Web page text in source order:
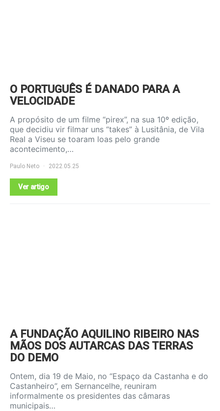
O PORTUGUÊS É DANADO PARA A
VELOCIDADE
A propósito de um filme “pirex”, na sua 10º edição,
que decidiu vir filmar uns “takes” à Lusitânia, de Vila
Real a Viseu se toaram loas pelo grande
acontecimento,…
Paulo Neto 2022.05.25
Ver artigo
A FUNDAÇÃO AQUILINO RIBEIRO NAS
MÃOS DOS AUTARCAS DAS TERRAS
DO DEMO
Ontem, dia 19 de Maio, no “Espaço da Castanha e do
Castanheiro”, em Sernancelhe, reuniram
informalmente os presidentes das câmaras
municipais…